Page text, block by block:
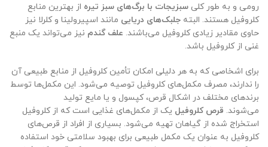
رومی و به طور کلی سبزیجات با برگ‌های سبز تیره از بهترین منابع
کلروفیل هستند. البته جلبک‌های دریایی مانند اسپیرولینا و کلرلا نیز
حاوی مقادیر زیادی کلروفیل می‌باشند. علف گندم نیز می‌تواند یک منبع
غنی از کلروفیل باشد.
برای اشخاصی که به هر دلیلی امکان تأمین کلروفیل از منابع طبیعی آن
را ندارند، مصرف مکمل‌های کلروفیل توصیه می‌شود. این مکمل‌ها توسط
برندهای مختلف در اشکال قرص، کپسول و یا مایع تولید
می‌شوند. قرص کلروفیل یک از مکمل‌های غذایی است که از کلروفیل
استخراج شده از گیاهان تهیه می‌شود. بسیاری از افراد از قرص‌های
کلروفیل به عنوان یک مکمل طبیعی برای بهبود سلامتی خود استفاده